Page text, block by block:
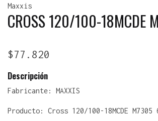
Maxxis
CROSS 120/100-18MCDE
$77.820
Descripción
Fabricante: MAXXIS
Producto: Cross 120/100-18MCDE M7305